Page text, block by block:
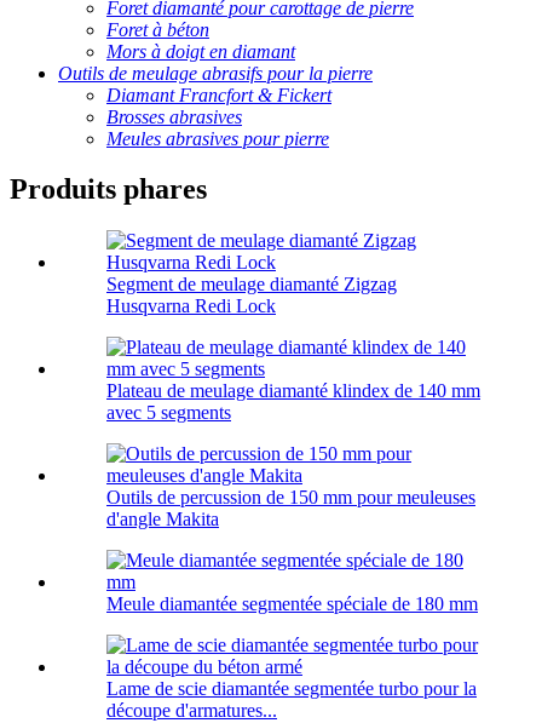
Foret diamanté pour carottage de pierre
Foret à béton
Mors à doigt en diamant
Outils de meulage abrasifs pour la pierre
Diamant Francfort & Fickert
Brosses abrasives
Meules abrasives pour pierre
Produits phares
Segment de meulage diamanté Zigzag
Husqvarna Redi Lock
Plateau de meulage diamanté klindex de 140 mm
avec 5 segments
Outils de percussion de 150 mm pour meuleuses
d'angle Makita
Meule diamantée segmentée spéciale de 180 mm
Lame de scie diamantée segmentée turbo pour la
découpe d'armatures...